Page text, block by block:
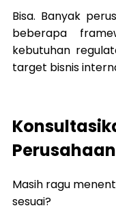
Bisa. Banyak
beberapa
kebutuhan
target bisnis
Masih ragu
sesuai?